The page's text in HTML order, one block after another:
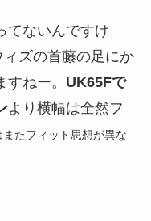
てないんですけ
ズの首藤の足にか
ねー。 UK65Fで
より横幅は全然フ
またフィット思想が異な